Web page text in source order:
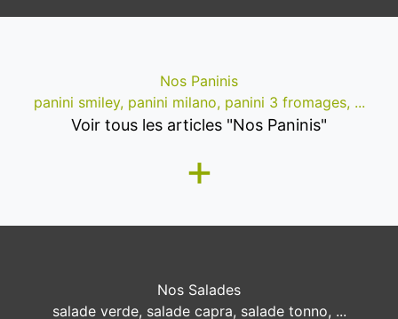
Nos Paninis
panini smiley, panini milano, panini 3 fromages, ...
Voir tous les articles "Nos Paninis"
+
Nos Salades
salade verde, salade capra, salade tonno, ...